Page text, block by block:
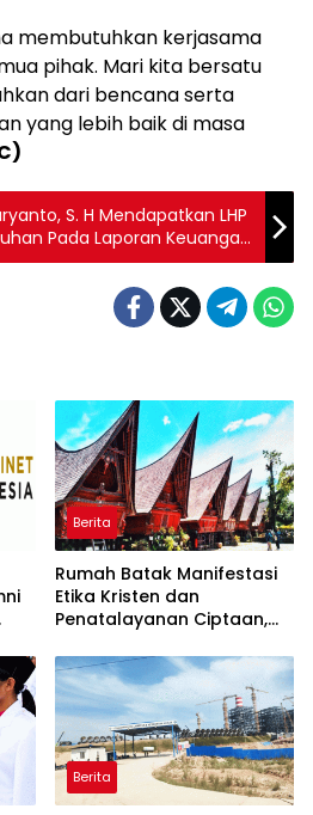
membutuhkan kerjasama
pihak. Mari kita bersatu
dari bencana serta
yang lebih baik di masa
S. H Mendapatkan LHP
Pada Laporan Keuangan
2023
Berita
Rumah Batak Manifestasi
Etika Kristen dan
Penatalayanan Ciptaan,
Memuliakan Tuhan
Berita